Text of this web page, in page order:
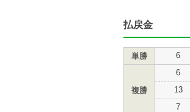
払戻金
単勝 6
複勝
6
13
7